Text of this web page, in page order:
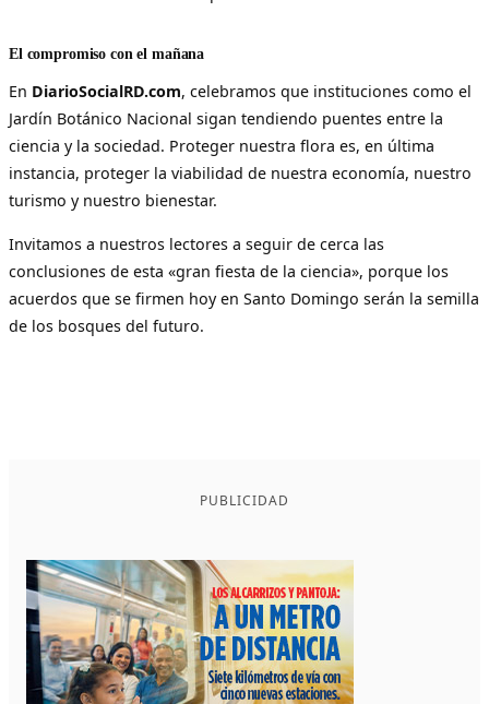
El compromiso con el mañana
En DiarioSocialRD.com, celebramos que instituciones como el
Jardín Botánico Nacional sigan tendiendo puentes entre la
ciencia y la sociedad. Proteger nuestra flora es, en última
instancia, proteger la viabilidad de nuestra economía, nuestro
turismo y nuestro bienestar.
Invitamos a nuestros lectores a seguir de cerca las
conclusiones de esta «gran fiesta de la ciencia», porque los
acuerdos que se firmen hoy en Santo Domingo serán la semilla
de los bosques del futuro.
PUBLICIDAD